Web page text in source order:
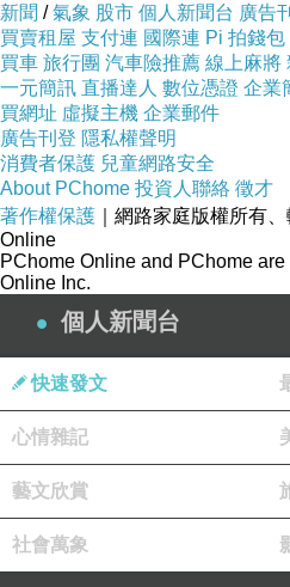
新聞 /氣象 股市 個人新聞台 廣告
買賣租屋 支付連 國際連 Pi 拍錢包
買車 旅行團 汽車險推薦 線上麻將
一元簡訊 直播達人 數位憑證 企業
買網址 虛擬主機 企業郵件
廣告刊登 隱私權聲明
消費者保護 兒童網路安全
About PChome 投資人聯絡 徵才
著作權保護 ｜網路家庭版權所有
Online
PChome Online and PChome
Online Inc.
個人新聞台
快速發文
心情雜記
藝文欣賞
社會萬象